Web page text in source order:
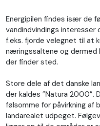
Energipilen findes især de
vandindvindings interesser
f.eks. fjorde velegnet til at
næringssaltene og dermed
der finder sted.
Store dele af det danske
der kaldes ”Natura 2000”.
følsomme for påvirkning af
landarealet udpeget.